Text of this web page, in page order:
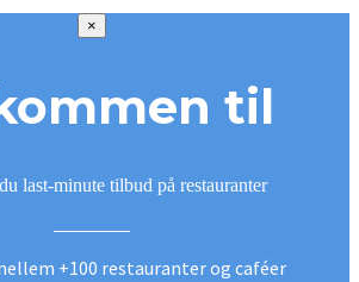
×
til
last-minute tilbud på restauranter
+100 restauranter og caféer